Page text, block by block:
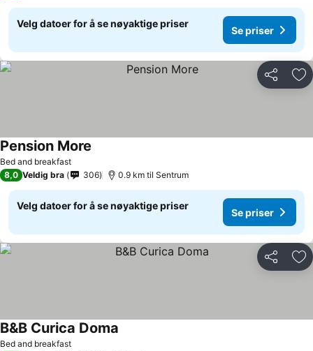
Velg datoer for å se nøyaktige priser
Se priser
Del
Bed and breakfast
Pension More
8,0 Veldig bra 306 0.9 km til Sentrum
Velg datoer for å se nøyaktige priser
Se priser
Del
Bed and breakfast
B&B Curica Doma